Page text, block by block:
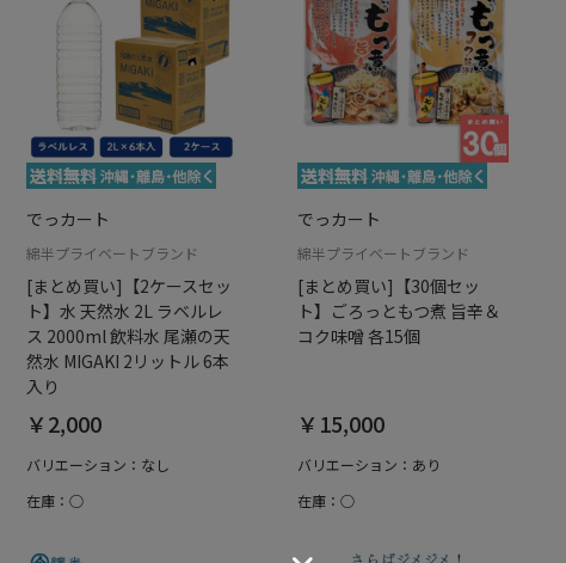
でっカート
綿半プライベートブランド
[まとめ買い]【2ケースセッ
ト】水 天然水 2L ラベルレ
ス 2000ml 飲料水 尾瀬の天
然水 MIGAKI 2リットル 6本
入り
￥2,000
バリエーション：なし
在庫：○
でっカート
綿半プライベートブランド
[まとめ買い]【30個セッ
ト】ごろっともつ煮 旨辛＆
コク味噌 各15個
￥15,000
バリエーション：あり
在庫：○